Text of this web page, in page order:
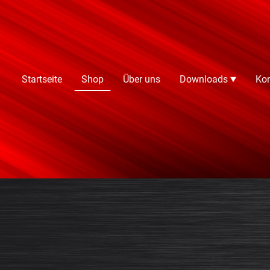
Startseite Shop Über uns Downloads